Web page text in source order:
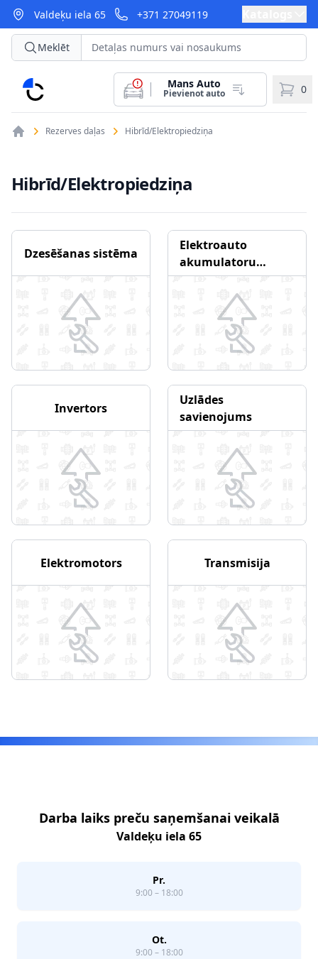
Valdeķu iela 65 +371 27049119
CarParts
Meklēt
Mans Auto
Pievienot auto 0
Rezerves daļas Hibrīd/Elektropiedziņa
Hibrīd/Elektropiedziņa
Dzesēšanas sistēma
Elektroauto
akumulatoru
baterija
Invertors
Uzlādes
savienojums
Elektromotors Transmisija
Darba laiks preču saņemšanai veikalā
Valdeķu iela 65
Pr.
9:00 – 18:00
Ot.
9:00 – 18:00